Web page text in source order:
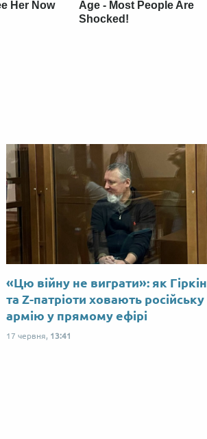
Her Now
Age - Most People Are
Shocked!
«Цю війну не виграти»: як Гіркін
та Z-патріоти ховають російську
армію у прямому ефірі
17 червня, 13:41